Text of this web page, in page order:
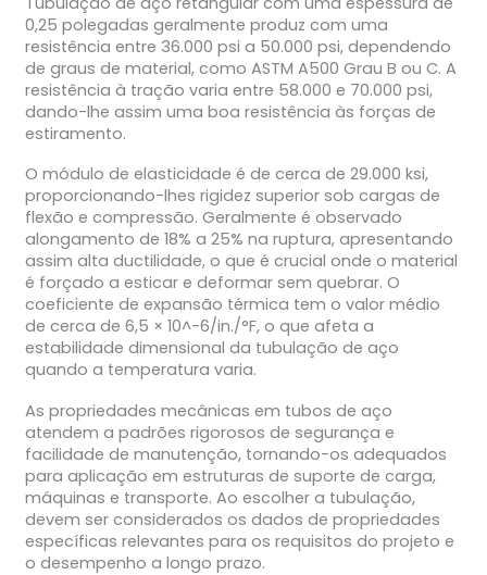
0,25 polegadas geralmente produz com uma
resistência entre 36.000 psi a 50.000 psi, dependendo
de graus de material, como ASTM A500 Grau B ou C. A
resistência à tração varia entre 58.000 e 70.000 psi,
dando-lhe assim uma boa resistência às forças de
estiramento.
O módulo de elasticidade é de cerca de 29.000 ksi,
proporcionando-lhes rigidez superior sob cargas de
flexão e compressão. Geralmente é observado
alongamento de 18% a 25% na ruptura, apresentando
assim alta ductilidade, o que é crucial onde o material
é forçado a esticar e deformar sem quebrar. O
coeficiente de expansão térmica tem o valor médio
de cerca de 6,5 × 10^-6/in./°F, o que afeta a
estabilidade dimensional da tubulação de aço
quando a temperatura varia.
As propriedades mecânicas em tubos de aço
atendem a padrões rigorosos de segurança e
facilidade de manutenção, tornando-os adequados
para aplicação em estruturas de suporte de carga,
máquinas e transporte. Ao escolher a tubulação,
devem ser considerados os dados de propriedades
específicas relevantes para os requisitos do projeto e
o desempenho a longo prazo.